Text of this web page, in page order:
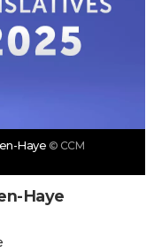
Haye © CCM
Haye